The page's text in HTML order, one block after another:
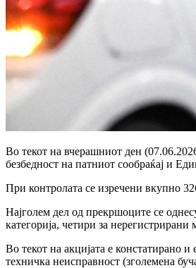
Во текот на вчерашниот ден
безбедност на патниот сообраќај и
При контролата се изречени вкупно
Најголем дел од прекршоците се
категорија, четири за
Во текот на акцијата е констатирано
техничка неисправност (зголемена